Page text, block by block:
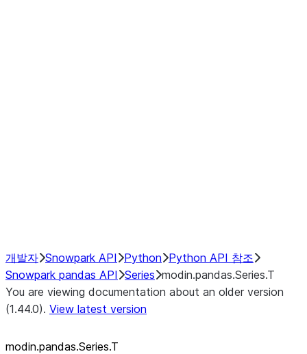
개발자 Snowpark API Python Python API 참조
Snowpark pandas API Series modin.pandas.Series.T
You are viewing documentation about an older version
(1.44.0). View latest version
modin.pandas.Series.T